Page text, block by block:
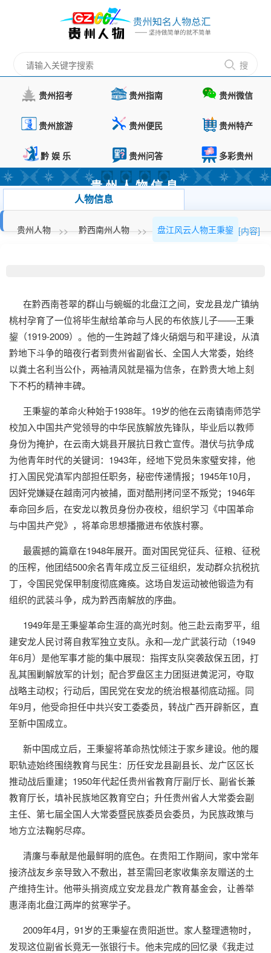
搜
索
贵州招考 贵州指南 贵州微信
贵州旅游 贵州便民 贵州特产
黔 娱 乐 贵州问答 多彩贵州
贵州人物信息
人物信息
贵州人物 黔西南州人物 盘江风云人物王秉鋆 [内容]
在黔西南苍翠的群山与蜿蜒的北盘江之间，安龙县龙广镇纳
桃村孕育了一位将毕生献给革命与人民的布依族儿子——王秉
鋆（1919-2009）。他的一生跨越了烽火硝烟与和平建设，从滇
黔地下斗争的暗夜行者到贵州省副省长、全国人大常委，始终
以粪土名利当公仆，两袖清风就是福为信条，在黔贵大地上刻
下不朽的精神丰碑。
王秉鋆的革命火种始于1938年。19岁的他在云南镇南师范学
校加入中国共产党领导的中华民族解放先锋队，毕业后以教师
身份为掩护，在云南大姚县开展抗日救亡宣传。潜伏与抗争成
为他青年时代的关键词：1943年，经地下党员朱家璧安排，他
打入国民党滇军内部担任职务，秘密传递情报；1945年10月，
因奸党嫌疑在越南河内被捕，面对酷刑拷问坚不叛党；1946年
奉命回乡后，在安龙以教员身份办夜校，组织学习《中国革命
与中国共产党》，将革命思想播撒进布依族村寨。
最震撼的篇章在1948年展开。面对国民党征兵、征粮、征税
的压榨，他团结500余名青年成立反三征组织，发动群众抗税抗
丁，令国民党保甲制度彻底瘫痪。这场自发运动被他锻造为有
组织的武装斗争，成为黔西南解放的序曲。
1949年是王秉鋆革命生涯的高光时刻。他三赴云南罗平，组
建安龙人民讨蒋自救军独立支队。永和—龙广武装行动（1949
年6月）是他军事才能的集中展现：指挥支队突袭敌保五团，打
乱其围剿解放军的计划；配合罗盘区主力团挺进黄泥河，夺取
战略主动权；行动后，国民党在安龙的统治根基彻底动摇。同
年9月，他受命担任中共兴安工委委员，转战广西开辟新区，直
至新中国成立。
新中国成立后，王秉鋆将革命热忱倾注于家乡建设。他的履
职轨迹始终围绕教育与民生：历任安龙县副县长、龙广区区长
推动战后重建；1950年代起任贵州省教育厅副厅长、副省长兼
教育厅长，填补民族地区教育空白；升任贵州省人大常委会副
主任、第七届全国人大常委暨民族委员会委员，为民族政策与
地方立法鞠躬尽瘁。
清廉与奉献是他最鲜明的底色。在贵阳工作期间，家中常年
接济战友乡亲导致入不敷出，甚至需回老家收集亲友赠送的土
产维持生计。他带头捐资成立安龙县龙广教育基金会，让善举
惠泽南北盘江两岸的贫寒学子。
2009年4月，91岁的王秉鋆在贵阳逝世。家人整理遗物时，
发现这位副省长竟无一张银行卡。他未完成的回忆录《我走过